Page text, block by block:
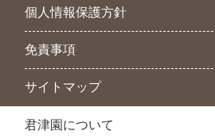
個人情報保護方針
免責事項
サイトマップ
君津園について